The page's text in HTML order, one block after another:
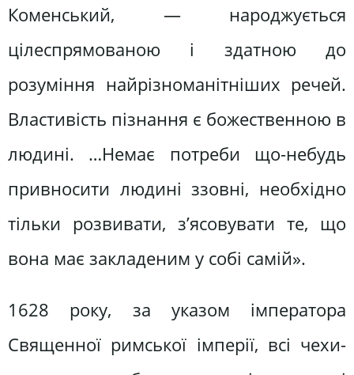
Коменський, — народжується
цілеспрямованою і здатною до
розуміння найрізноманітніших речей.
Властивість пізнання є божественною в
людині. …Немає потреби що-небудь
привносити людині ззовні, необхідно
тільки розвивати, з’ясовувати те, що
вона має закладеним у собі самій».
1628 року, за указом імператора
Священної римської імперії, всі чехи-